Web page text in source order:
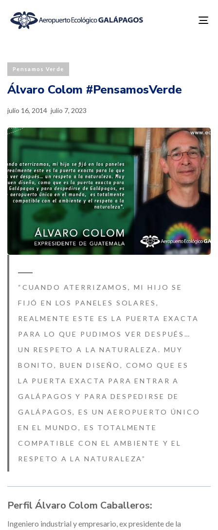
IN:
Pensamos Verde
Álvaro Colom #PensamosVerde
on:
julio 16, 2014
updated:
julio 7, 2023
“CUANDO ATERRIZAMOS, MI HIJO SE
FIJÓ EN LOS PANELES SOLARES,
REALMENTE ESTE ES LA PUERTA EXACTA
PARA LO QUE PUDIMOS VER DESPUÉS…
UN RESPETO A LA NATURALEZA. MUY
BONITO, BUEN DISEÑO, COMO QUE ES
LA PUERTA EXACTA PARA ENTRAR A
GALÁPAGOS Y PARA DESPEDIRSE DE
GALÁPAGOS, ES UN AEROPUERTO ÚNICO
EN EL MUNDO, ES TOTALMENTE
COMPATIBLE CON EL AMBIENTE Y EL
RESPETO A LA NATURALEZA”
Perfil Álvaro Colom Caballeros:
Ingeniero industrial y empresario, ex presidente de la